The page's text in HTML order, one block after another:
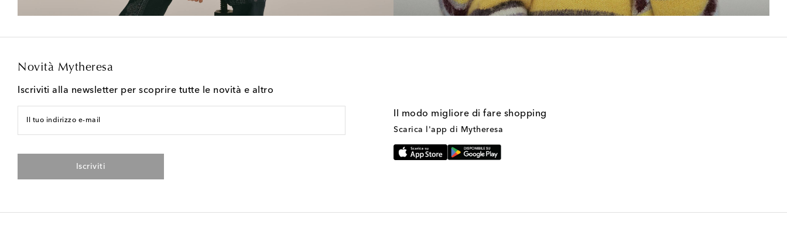
Novità Mytheresa
Iscriviti alla newsletter per scoprire tutte le novità e altro
Il tuo indirizzo e-mail
Iscriviti
Il modo migliore di fare shopping
Scarica l'app di Mytheresa